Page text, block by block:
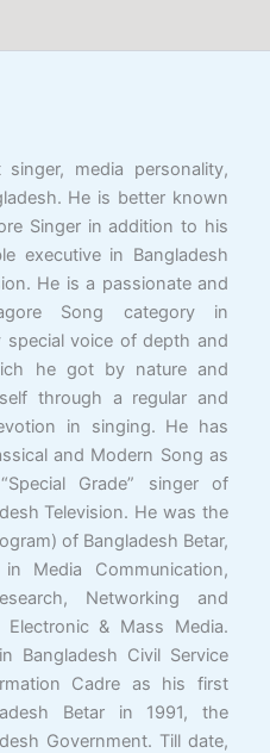
media personality,
He is better known
Singer in addition to his
executive in Bangladesh
He is a passionate and
Song category in
special voice of depth and
he got by nature and
through a regular and
in singing. He has
and Modern Song as
Grade” singer of
Television. He was the
of Bangladesh Betar,
Media Communication,
Networking and
& Mass Media.
Bangladesh Civil Service
Cadre as his first
Betar in 1991, the
Government. Till date,